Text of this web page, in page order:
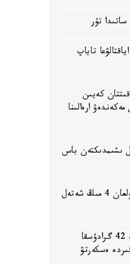
تۇر
تاياپ
ۋاقىتتان كەيىن
ارەالىنا
ىشىمدىكتەن باس
شىلدەدە شەكارادان وتپەك بولعان 4 مىڭ شەتەل
نايزاعاي، شاڭدى داۋىل جانە 42 گرادۋسقا
اپتاپ ىستىق: 17 وڭىردە ەسكەرتۋ